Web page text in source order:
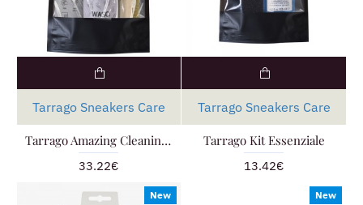
Tarrago Sneakers Care
Tarrago Amazing Cleaning Kit
33.22€
Tarrago Sneakers Care
Tarrago Kit Essenziale
13.42€
New New